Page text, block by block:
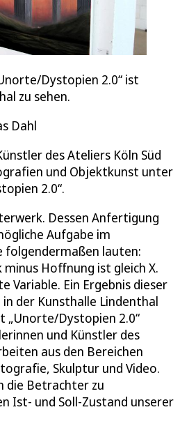
Dystopien 2.0“ ist
zu sehen.
Dahl
des Ateliers Köln Süd
und Objektkunst unter
2.0“.
Dessen Anfertigung
Aufgabe im
lauten:
Hoffnung ist gleich X.
Variable. Ein Ergebnis dieser
der Kunsthalle Lindenthal
Dystopien 2.0“
und Künstler des
aus den Bereichen
Skulptur und Video.
die Betrachter zu
Ist- und Soll-Zustand unserer